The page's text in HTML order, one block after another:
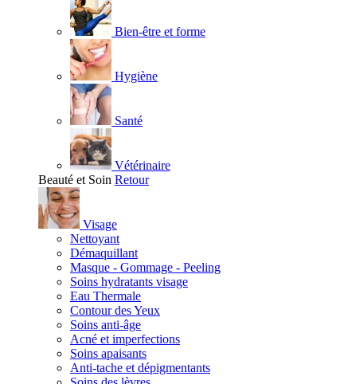
Bien-être et forme
Hygiène
Santé
Vétérinaire
Beauté et Soin Retour
Visage
Nettoyant
Démaquillant
Masque - Gommage - Peeling
Soins hydratants visage
Eau Thermale
Contour des Yeux
Soins anti-âge
Acné et imperfections
Soins apaisants
Anti-tache et dépigmentants